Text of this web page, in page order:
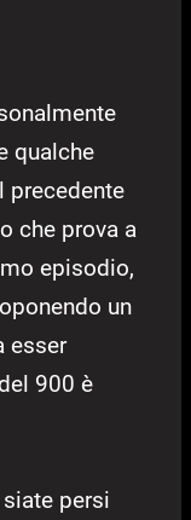
qualche
precedente
che prova a
episodio,
un
esser
900 è
persi